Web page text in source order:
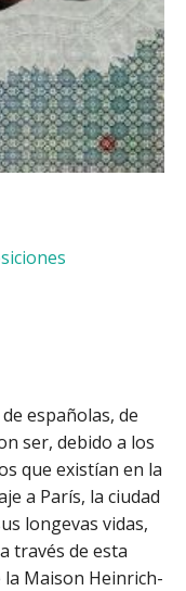
españolas, de
ser, debido a los
que existían en la
a París, la ciudad
longevas vidas,
través de esta
la Maison Heinrich-